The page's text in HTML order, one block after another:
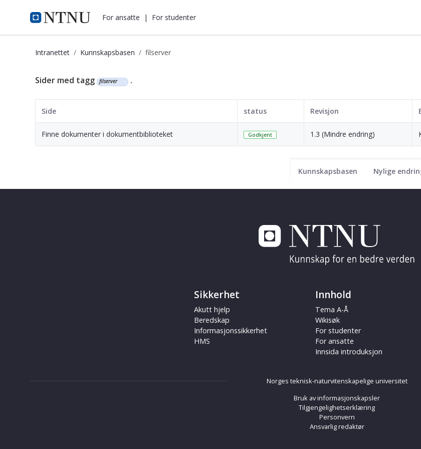
i.ntnu.no For ansatte | For studenter
Intranettet Kunnskapsbasen filserver
Kunnskapsbasen
Kunnskapsbasen Nylige
Sider med tagg filserver .
Side status Revisjon
Finne dokumenter i dokumentbiblioteket Godkjent 1.3 (Mindre endring)
Sikkerhet
Akutt hjelp
Beredskap
Informasjonssikkerhet
HMS
Innhold
Tema A-Å
Wikisøk
For studenter
For ansatte
Innsida introduksjon
Norges teknisk-naturvitenskapelige universitet
Bruk av informasjonskapsler
Tilgjengelighetserklæring
Personvern
Ansvarlig redaktør